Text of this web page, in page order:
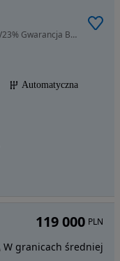
2993 cm3 • 460 KM • BMW M2 Polski Salon FV23% Gwarancja BRI / Pakiet BSI 460KM
Automatyczna
119 000 PLN
W granicach średniej